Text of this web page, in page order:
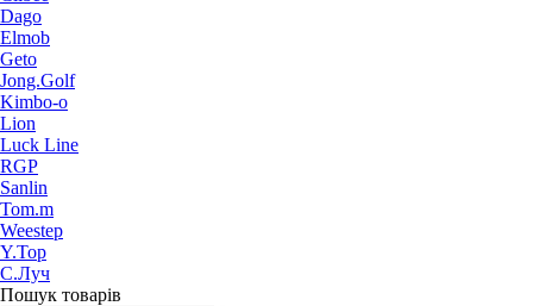
Dago
Elmob
Geto
Jong.Golf
Kimbo-o
Lion
Luck Line
RGP
Sanlin
Tom.m
Weestep
Y.Top
С.Луч
Пошук товарів